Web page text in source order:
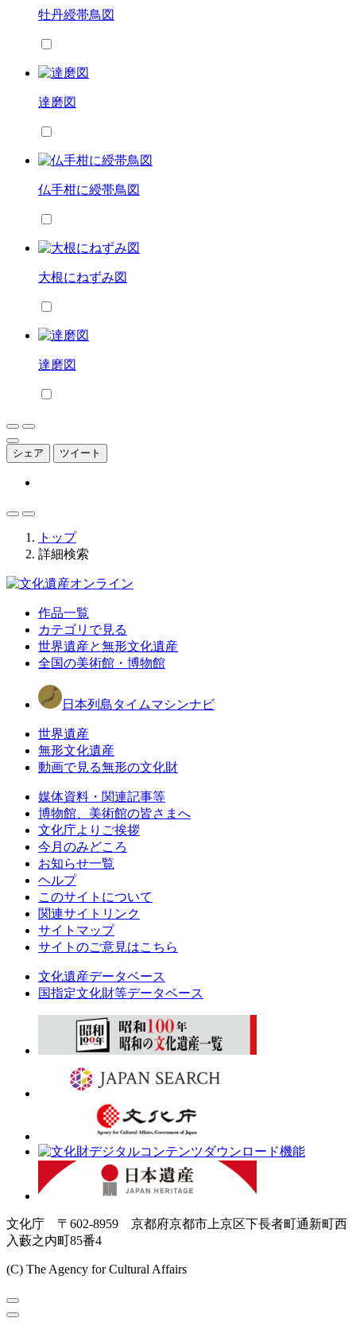
牡丹綬帯鳥図
達磨図
仏手柑に綬帯鳥図
大根にねずみ図
達磨図
シェア ツイート
トップ
詳細検索
作品一覧
カテゴリで見る
世界遺産と無形文化遺産
全国の美術館・博物館
日本列島タイムマシンナビ
世界遺産
無形文化遺産
動画で見る無形の文化財
媒体資料・関連記事等
博物館、美術館の皆さまへ
文化庁よりご挨拶
今月のみどころ
お知らせ一覧
ヘルプ
このサイトについて
関連サイトリンク
サイトマップ
サイトのご意見はこちら
文化遺産データベース
国指定文化財等データベース
文化庁 〒602-8959 京都府京都市上京区下長者町通新町西
入藪之内町85番4
(C) The Agency for Cultural Affairs